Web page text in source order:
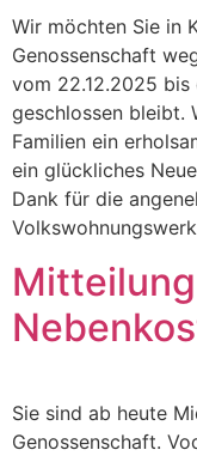
Wir möchten Sie in
Genossenschaft
vom 22.12.2025 bis
geschlossen bleibt.
Familien ein
ein glückliches
Dank für die
Volkswohnungswerk
Mitteilung
Sie sind ab heute
Genossenschaft.